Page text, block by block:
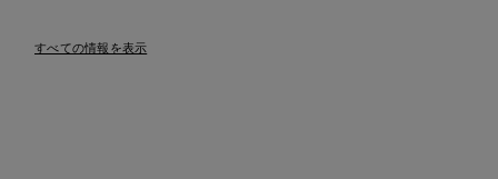
すべての情報を表示